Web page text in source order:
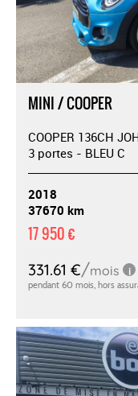
MINI / COOPER
COOPER 136CH
3 portes - BLEU C
2018
37670 km
17 950 €